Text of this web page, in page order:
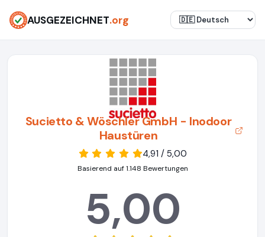
AUSGEZEICHNET.org
Sucietto & Wöschler GmbH - Inodoor
Haustüren
4,91 / 5,00
Basierend auf 1.148 Bewertungen
5,00